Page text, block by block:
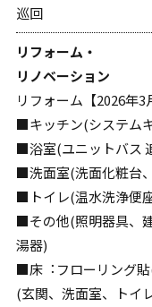
巡回
リフォーム・
リノベーション
リフォーム【2026年3
■キッチン(システム
■浴室(ユニットバス
■洗面室(洗面化粧台
■トイレ(温⽔洗浄便
■その他(照明器具、
湯器)
■床︓フローリング
(玄関、洗面室、トイ